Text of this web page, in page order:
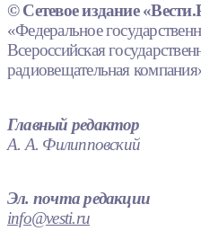
© Сетевое издание
«Федеральное
Всероссийская
радиовещательная
Главный редактор
А. А. Филипповский
Эл. почта редакции
info@vesti.ru